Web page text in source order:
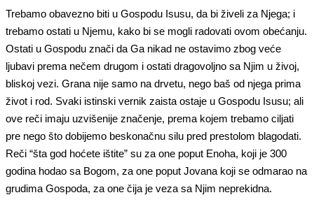
Trebamo obavezno biti u Gospodu Isusu, da bi živeli za Njega; i
trebamo ostati u Njemu, kako bi se mogli radovati ovom obećanju.
Ostati u Gospodu znači da Ga nikad ne ostavimo zbog veće
ljubavi prema nečem drugom i ostati dragovoljno sa Njim u živoj,
bliskoj vezi. Grana nije samo na drvetu, nego baš od njega prima
život i rod. Svaki istinski vernik zaista ostaje u Gospodu Isusu; ali
ove reči imaju uzvišenije značenje, prema kojem trebamo ciljati
pre nego što dobijemo beskonačnu silu pred prestolom blagodati.
Reči “šta god hoćete ištite” su za one poput Enoha, koji je 300
godina hodao sa Bogom, za one poput Jovana koji se odmarao na
grudima Gospoda, za one čija je veza sa Njim neprekidna.